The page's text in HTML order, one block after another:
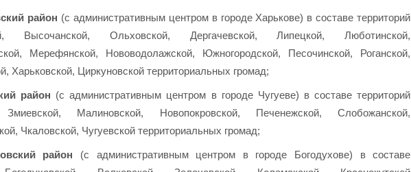
район (с административным центром в городе Харькове) в составе территорий
Высочанской, Ольховской, Дергачевской, Липецкой, Люботинской,
Мерефянской, Нововодолажской, Южногородской, Песочинской, Роганской,
Харьковской, Циркуновской территориальных громад;
район (с административным центром в городе Чугуеве) в составе территорий
Змиевской, Малиновской, Новопокровской, Печенежской, Слобожанской,
Чкаловской, Чугуевской территориальных громад;
район (с административным центром в городе Богодухове) в составе